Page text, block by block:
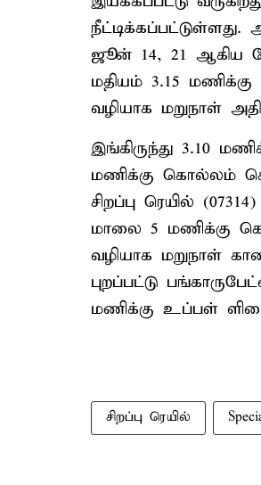
நீட்டிக்கப்பட்டுள்ளது.
ஜூன் 14, 21 ஆகிய
மதியம் 3.15 மணிக்கு
வழியாக மறுநாள்
இங்கிருந்து 3.10
மணிக்கு கொல்லம்
சிறப்பு ரெயில்
மாலை 5 மணிக்கு
வழியாக மறுநாள்
புறப்பட்டு
மணிக்கு உப்பள்
சிறப்பு ரெயில்